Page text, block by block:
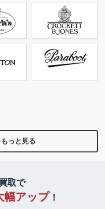
っと見る
取で
幅アップ！